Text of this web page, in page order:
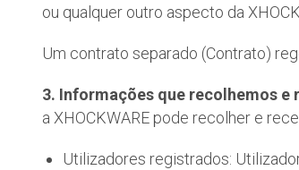
ou qualquer outro aspecto da
Um contrato separado (Contrato)
3. Informações que recolhemos e
a XHOCKWARE pode recolher e
Utilizadores registrados: